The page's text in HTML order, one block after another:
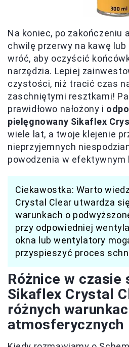
Na koniec, po zakończeniu
chwilę przerwy na kawę
wróć, aby oczyścić
narzędzia. Lepiej
czystości, niż tracić czas
zaschniętymi resztkami!
prawidłowo nałożony i
pielęgnowany Sikaflex
wiele lat, a twoje klejenie
nieprzyjemnych
powodzenia w efektywnym
Ciekawostka: Warto
Crystal Clear utwardza
warunkach o
przy odpowiedniej
okna lub wentylatory
przyspieszyć proces
Różnice w czasie
Sikaflex Crystal
różnych
atmosferycznych